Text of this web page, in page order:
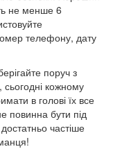
не менше 6
телефону, дату
поруч з
кожному
в голові їх все
повинна бути під
частіше